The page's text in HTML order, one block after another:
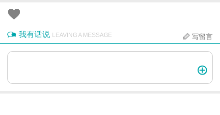
我有话说 LEAVING A MESSAGE 写留言